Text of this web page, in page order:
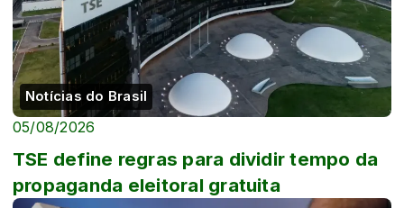
Notícias do Brasil
05/08/2026
TSE define regras para dividir tempo da
propaganda eleitoral gratuita